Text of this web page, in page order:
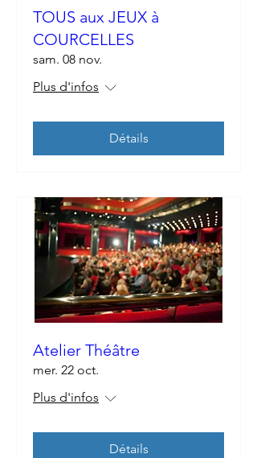
TOUS aux JEUX à
COURCELLES
sam. 08 nov.
Plus d'infos
Détails
Atelier Théâtre
mer. 22 oct.
Plus d'infos
Détails